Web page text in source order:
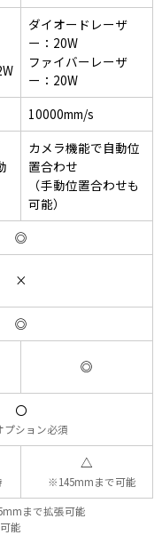
ダイオードレーザ
ー：20W
ファイバーレーザ
ー：20W
10000mm/s
カメラ機能で自動位
置合わせ
（手動位置合わせも
可能）
◎
×
◎
◎
〇
プション必須
△
145mmまで可能
まで拡張可能
能